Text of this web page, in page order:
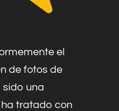
el
de fotos de
sido una
tratado con